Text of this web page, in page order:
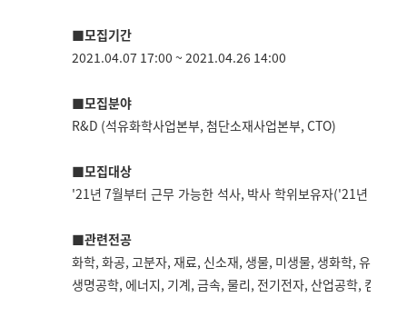
■모집기간
2021.04.07 17:00 ~ 2021.04.26 14:00
■모집분야
R&D (석유화학사업본부, 첨단소재사업본부, CTO)
■모집대상
'21년 7월부터 근무 가능한 석사, 박사 학위보유자('21년
■관련전공
화학, 화공, 고분자, 재료, 신소재, 생물, 미생물, 생화학, 유전전공
생명공학, 에너지, 기계, 금속, 물리, 전기전자, 산업공학, 컴퓨터